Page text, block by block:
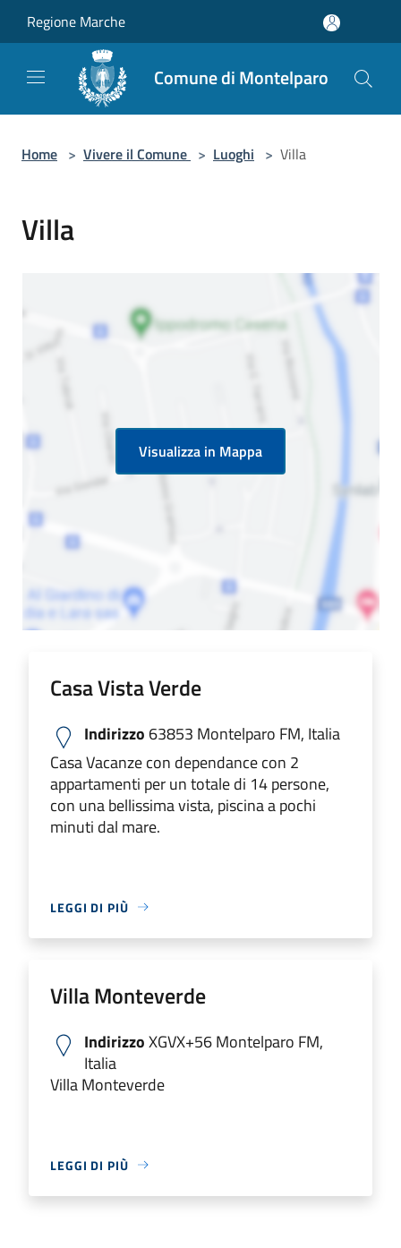
Regione Marche
Comune di Montelparo
Home > Vivere il Comune > Luoghi > Villa
Villa
Visualizza in Mappa
Casa Vista Verde
Indirizzo 63853 Montelparo FM, Italia
Casa Vacanze con dependance con 2
appartamenti per un totale di 14 persone,
con una bellissima vista, piscina a pochi
minuti dal mare.
LEGGI DI PIÙ
Villa Monteverde
IndirizzoXGVX+56 Montelparo FM,
Italia
Villa Monteverde
LEGGI DI PIÙ